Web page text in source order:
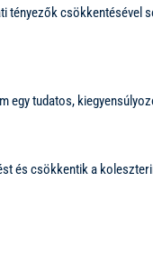
csökkentésével
egy tudatos,
és csökkentik a